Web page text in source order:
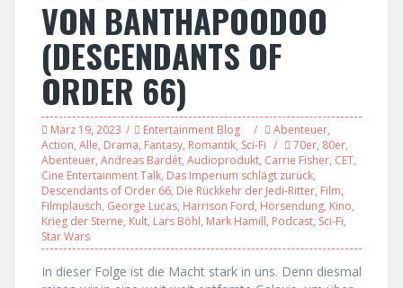
VON BANTHAPOODOO
(DESCENDANTS OF
ORDER 66)
März 19, 2023 Entertainment Blog Abenteuer,
Action, Alle, Drama, Fantasy, Romantik, Sci-Fi 70er, 80er,
Abenteuer, Andreas Bardét, Audioprodukt, Carrie Fisher, CET,
Cine Entertainment Talk, Das Imperium schlägt zurück,
Descendants of Order 66, Die Rückkehr der Jedi-Ritter, Film,
Filmplausch, George Lucas, Harrison Ford, Hörsendung, Kino,
Krieg der Sterne, Kult, Lars Böhl, Mark Hamill, Podcast, Sci-Fi,
Star Wars
In dieser Folge ist die Macht stark in uns. Denn diesmal